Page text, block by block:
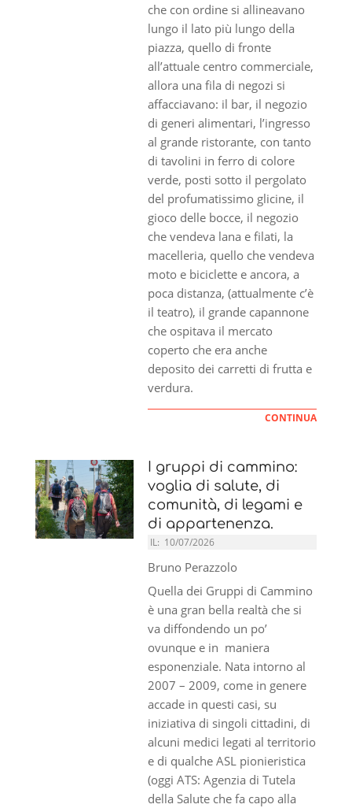
che con ordine si allineavano
lungo il lato più lungo della
piazza, quello di fronte
all’attuale centro commerciale,
allora una fila di negozi si
affacciavano: il bar, il negozio
di generi alimentari, l’ingresso
al grande ristorante, con tanto
di tavolini in ferro di colore
verde, posti sotto il pergolato
del profumatissimo glicine, il
gioco delle bocce, il negozio
che vendeva lana e filati, la
macelleria, quello che vendeva
moto e biciclette e ancora, a
poca distanza, (attualmente c’è
il teatro), il grande capannone
che ospitava il mercato
coperto che era anche
deposito dei carretti di frutta e
verdura.
CONTINUA
I gruppi di cammino:
voglia di salute, di
comunità, di legami e
di appartenenza.
IL: 10/07/2026
Bruno Perazzolo
Quella dei Gruppi di Cammino
è una gran bella realtà che si
va diffondendo un po’
ovunque e in maniera
esponenziale. Nata intorno al
2007 – 2009, come in genere
accade in questi casi, su
iniziativa di singoli cittadini, di
alcuni medici legati al territorio
e di qualche ASL pionieristica
(oggi ATS: Agenzia di Tutela
della Salute che fa capo alla